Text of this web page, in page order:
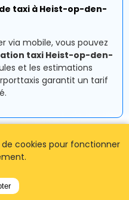
taxi à Heist-op-den-
via mobile, vous pouvez
taxi Heist-op-den-
et les estimations
garantit un tarif
à l’aéroport ?
dans le hall des arrivées
pancarte nominative. Le
automatiquement
cookies pour fonctionner